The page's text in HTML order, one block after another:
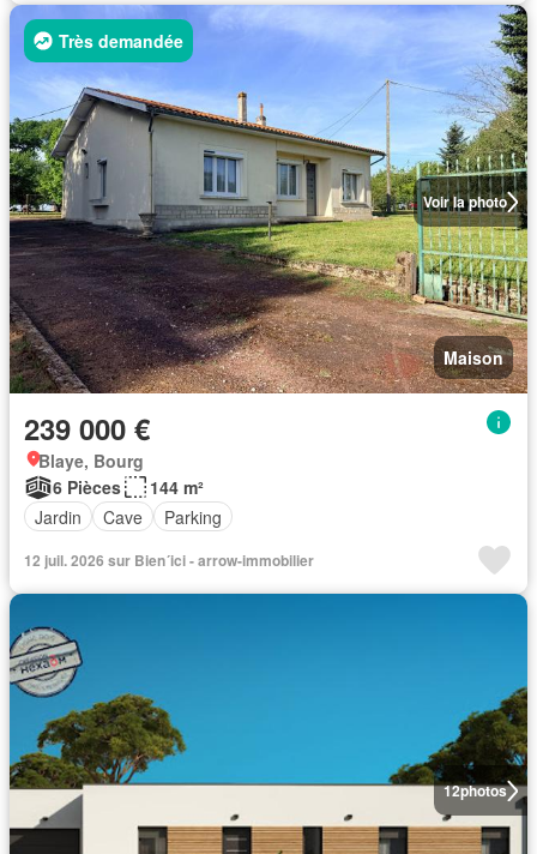
Voir la photo
Très demandée
Maison
239 000 €
Blaye, Bourg
6 Pièces
144 m²
Jardin
Cave Parking
12 juil. 2026 sur Bien´ici - arrow-immobilier
12photos